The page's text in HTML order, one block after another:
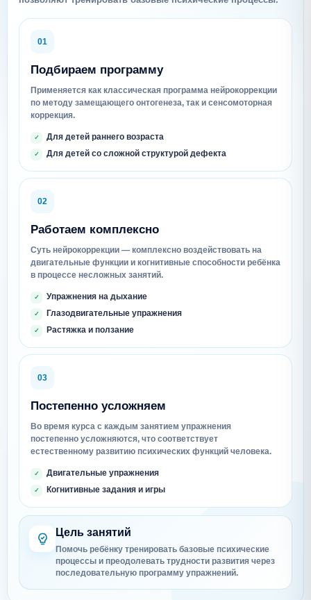
01
Подбираем программу
Применяется как классическая программа нейрокоррекции
по методу замещающего онтогенеза, так и сенсомоторная
коррекция.
Для детей раннего возраста
Для детей со сложной структурой дефекта
02
Работаем комплексно
Суть нейрокоррекции — комплексно воздействовать на
двигательные функции и когнитивные способности ребёнка
в процессе несложных занятий.
Упражнения на дыхание
Глазодвигательные упражнения
Растяжка и ползание
03
Постепенно усложняем
Во время курса с каждым занятием упражнения
постепенно усложняются, что соответствует
естественному развитию психических функций человека.
Двигательные упражнения
Когнитивные задания и игры
Цель занятий
Помочь ребёнку тренировать базовые психические
процессы и преодолевать трудности развития через
последовательную программу упражнений.